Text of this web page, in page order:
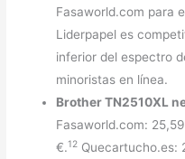
Fasaworld.com para
Liderpapel es
inferior del espectro
minoristas en línea.
Brother TN2510XL
Fasaworld.com:
€.12 Quecartucho.es: